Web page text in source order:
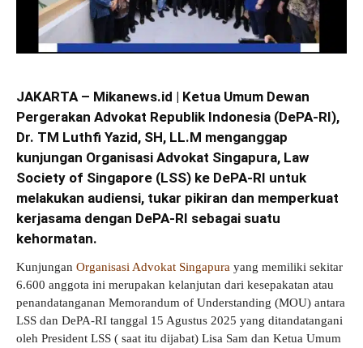
JAKARTA – Mikanews.id | Ketua Umum Dewan
Pergerakan Advokat Republik Indonesia (DePA-RI),
Dr. TM Luthfi Yazid, SH, LL.M menganggap
kunjungan Organisasi Advokat Singapura, Law
Society of Singapore (LSS) ke DePA-RI untuk
melakukan audiensi, tukar pikiran dan memperkuat
kerjasama dengan DePA-RI sebagai suatu
kehormatan.
Kunjungan Organisasi Advokat Singapura yang memiliki sekitar
6.600 anggota ini merupakan kelanjutan dari kesepakatan atau
penandatanganan Memorandum of Understanding (MOU) antara
LSS dan DePA-RI tanggal 15 Agustus 2025 yang ditandatangani
oleh President LSS ( saat itu dijabat) Lisa Sam dan Ketua Umum